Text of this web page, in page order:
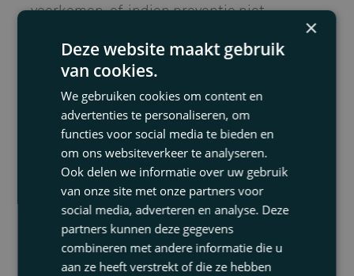
voorkomen, of, indien preventie niet
Stap 4 is dat de onderneming
betrokkenen (waaronder werknemers,
vakbonden, organisaties uit het middenveld,
etc.) klachten kunnen indienen indien zij
gerechtvaardigde bezorgdheid hebben over
feitelijke of potentiële negatieve effecten op
de mensenrechten en negatieve milieu
aspecten van de activiteiten van de
onderneming.
×
Deze website maakt gebruik
van cookies.
We gebruiken cookies om content en
advertenties te personaliseren, om
functies voor social media te bieden en
om ons websiteverkeer te analyseren.
Ook delen we informatie over uw gebruik
van onze site met onze partners voor
social media, adverteren en analyse. Deze
partners kunnen deze gegevens
combineren met andere informatie die u
aan ze heeft verstrekt of die ze hebben